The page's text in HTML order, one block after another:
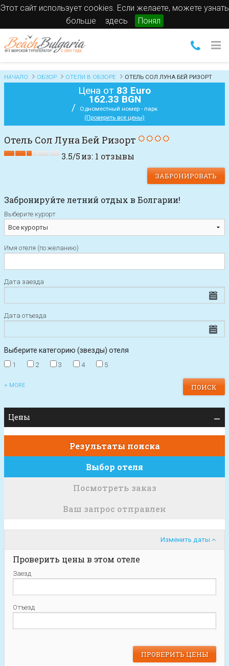
Этот сайт использует cookies. Если желаете, можете узнать
больше
здесь Понял
НАЧАЛО ОБЗОР ОТЕЛИ В ОБЗОРЕ ОТЕЛЬ СОЛ ЛУНА БЕЙ РИЗОРТ
Цена от 83 Euro
162.33 BGN
/
Одноместный номер - парк
(Проверить все цены)
Отель Сол Луна Бей Ризорт
3.5/5из:1 отзывы
ЗАБРОНИРОВАТЬ
Забронируйте летний отдых в Болгарии!
Выберите курорт
Имя отеля (по желанию)
Дата заезда
Дата отъезда
Выберите категорию (звезды) отеля
1 2 3 4 5
+ MORE
Цены
Результаты поиска
Выбор отеля
Посмотреть заказ
Ваш запрос отправлен
Изменить даты
Проверить цены в этом отеле
Заезд
Отъезд